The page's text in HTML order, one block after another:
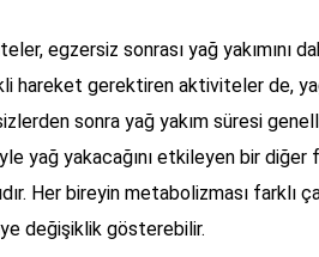
egzersiz sonrası yağ yakımını
hareket gerektiren aktiviteler de,
sonra yağ yakım süresi
yağ yakacağını etkileyen bir
Her bireyin metabolizması farklı
değişiklik gösterebilir.